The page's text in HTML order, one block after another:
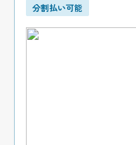
分割払い可能